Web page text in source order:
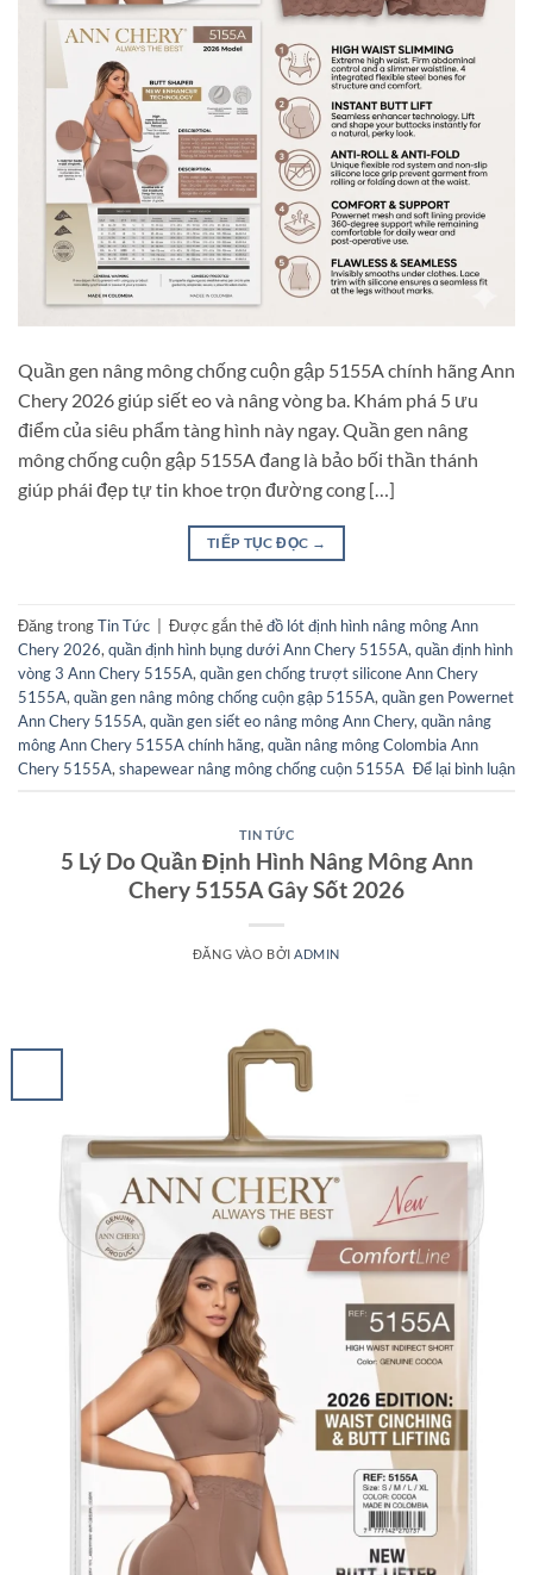
Quần gen nâng mông chống cuộn gập 5155A chính hãng Ann
Chery 2026 giúp siết eo và nâng vòng ba. Khám phá 5 ưu
điểm của siêu phẩm tàng hình này ngay. Quần gen nâng
mông chống cuộn gập 5155A đang là bảo bối thần thánh
giúp phái đẹp tự tin khoe trọn đường cong […]
TIẾP TỤC ĐỌC →
Đăng trongTin Tức Được gắn thẻđồ lót định hình nâng mông Ann
Chery 2026, quần định hình bụng dưới Ann Chery 5155A, quần định hình
vòng 3 Ann Chery 5155A, quần gen chống trượt silicone Ann Chery
5155A, quần gen nâng mông chống cuộn gập 5155A, quần gen Powernet
Ann Chery 5155A, quần gen siết eo nâng mông Ann Chery, quần nâng
mông Ann Chery 5155A chính hãng, quần nâng mông Colombia Ann
Chery 5155A, shapewear nâng mông chống cuộn 5155A Để lại bình luận
TIN TỨC
5 Lý Do Quần Định Hình Nâng Mông Ann
Chery 5155A Gây Sốt 2026
ĐĂNG VÀO BỞIADMIN